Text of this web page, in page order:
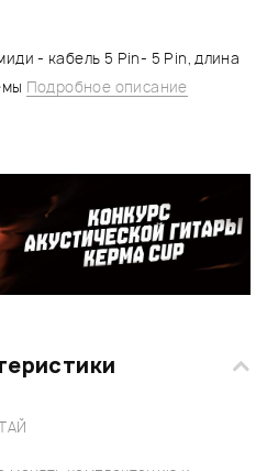
- кабель 5 Pin- 5 Pin, длина
Подробное описание